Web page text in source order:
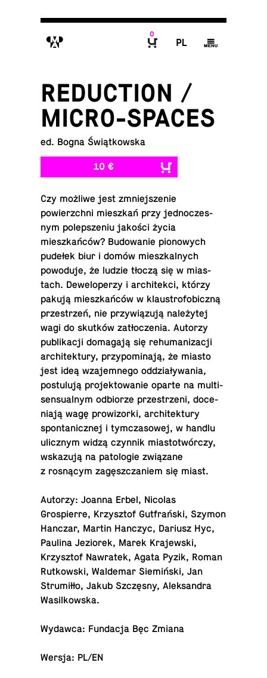
M
0
P g
REDUCTION /
MICRO-SPACES
ed. Bogna Świątkowska
10 €
Czy możliwe jest zm­niejsze­nie
powierzchni mieszkań przy jed­noczes­
nym polep­sze­niu jakości życia
mieszkańców? Bu­dowanie pi­o­nowych
pudełek biur i domów mieszkalnych
powoduje, że ludzie tłoczą się w mi­as­
tach. Dewelop­erzy i ar­chitekci, którzy
pakują mieszkańców w klaus­tro­fo­biczną
przestrzeń, nie przywiązują należytej
wagi do skutków zatłoczenia. Autorzy
pub­likacji domagają się re­hu­man­iza­cji
ar­chitek­tury, przy­pom­i­nają, że miasto
jest ideą wza­jem­nego oddziaływania,
pos­tu­lują pro­jek­towanie oparte na mul­ti­
sen­su­al­nym odbiorze przestrzeni, doce­
niają wagę prow­iz­orki, ar­chitek­tury
spon­tan­icznej i tym­cza­sowej, w handlu
ulicznym widzą czynnik mi­as­totwórczy,
wskazują na pa­tolo­gie związane
z rosnącym zagęszczaniem się miast.
Autorzy: Joanna Erbel, Nicolas
Grospierre, Krzysztof Gutfrański, Szymon
Hanczar, Martin Hanczyc, Dariusz Hyc,
Paulina Jeziorek, Marek Kra­jew­ski,
Krzysztof Nawratek, Agata Pyzik, Roman
Rutkowski, Walde­mar Siemiński, Jan
Strumiłło, Jakub Szczęsny, Alek­san­dra
Wasilkowska.
Wydawca: Fun­dacja Bęc Zmiana
Wersja: PL/EN